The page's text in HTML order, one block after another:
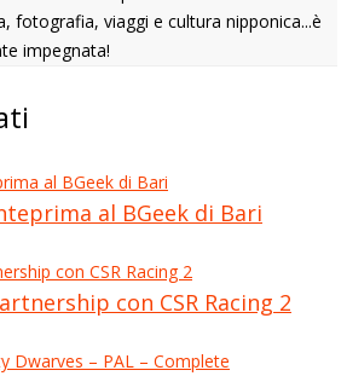
fotografia, viaggi e cultura nipponica...è
impegnata!
al BGeek di Bari
con CSR Racing 2